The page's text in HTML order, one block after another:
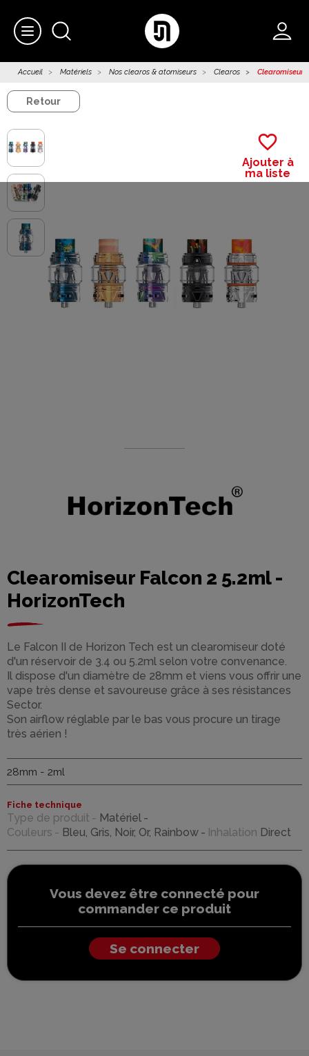
Accueil Matériels Nos clearos & atomiseurs Clearos Clearomiseur
Retour
favorite_border
Ajouter à
ma liste
Clearomiseur Falcon 2 5.2ml -
HorizonTech
Le Falcon II de Horizon Tech est un clearomiseur doté
d'un réservoir de 3.4 ou 5.2ml selon votre convenance.
Il dispose d'un diamètre de 28mm et viens vous offrir une
vape très dense et savoureuse grâce à ses résistances
Sector.
Son airflow réglable par le bas vous procure un tirage
très aérien !
28mm - 2ml
Fiche technique
Type de produit
Matériel
Couleurs
Bleu, Gris, Noir, Or, Rainbow Inhalation Direct
Vous devez être connecté pour
commander ce produit
Se connecter